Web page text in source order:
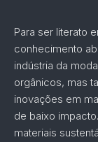
Para ser literato
conhecimento
indústria da
orgânicos, mas
inovações em
de baixo
materiais